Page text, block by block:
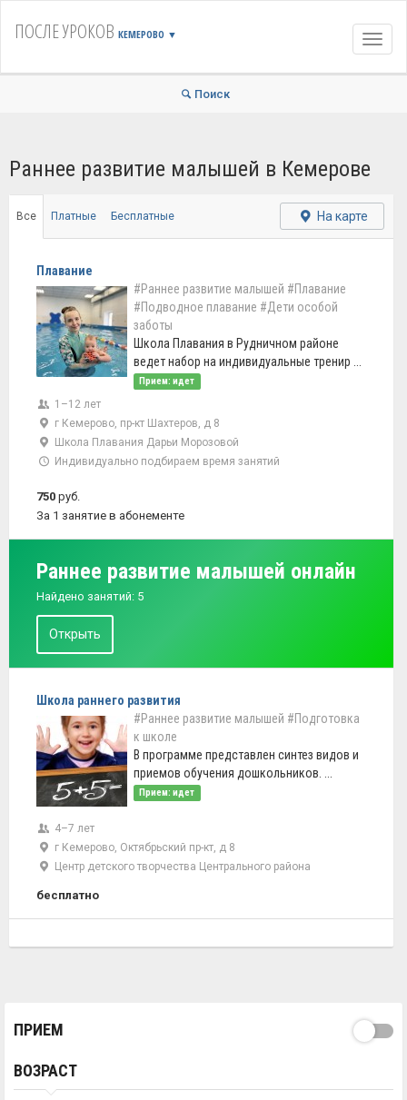
ПОСЛЕ УРОКОВ КЕМЕРОВО ▼
Поиск
Раннее развитие малышей в Кемерове
Все Платные Бесплатные На карте
Плавание
#Раннее развитие малышей #Плавание
#Подводное плавание #Дети особой
заботы
Школа Плавания в Рудничном районе
ведет набор на индивидуальные тренир ...
Прием: идет
1–12 лет
г Кемерово, пр-кт Шахтеров, д 8
Школа Плавания Дарьи Морозовой
Индивидуально подбираем время занятий
750 руб.
За 1 занятие в абонементе
Раннее развитие малышей онлайн
Найдено занятий: 5
Открыть
Школа раннего развития
#Раннее развитие малышей #Подготовка
к школе
В программе представлен синтез видов и
приемов обучения дошкольников. ...
Прием: идет
4–7 лет
г Кемерово, Октябрьский пр-кт, д 8
Центр детского творчества Центрального района
бесплатно
ПРИЕМ
ВОЗРАСТ